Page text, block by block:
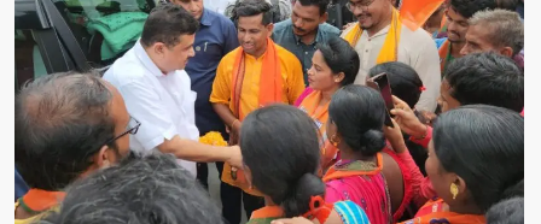
সঙ্গে
কথা।
দিলেন
আর্থিক
সাহায্য।